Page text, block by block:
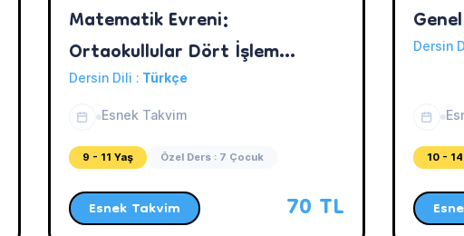
Matematik Evreni:
Ortaokullular Dört İşlem
Öğreniyor!
Dersin Dili : Türkçe
Esnek Takvim
9 - 11 Yaş Özel Ders : 7 Çocuk
Esnek Takvim 70 TL
Dersin
10 -